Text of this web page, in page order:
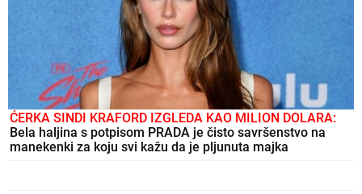
ĆERKA SINDI KRAFORD IZGLEDA KAO MILION DOLARA:
Bela haljina s potpisom PRADA je čisto savršenstvo na
manekenki za koju svi kažu da je pljunuta majka